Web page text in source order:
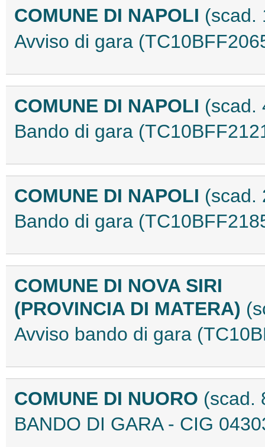
COMUNE DI NAPOLI (scad.
Avviso di gara
COMUNE DI NAPOLI (scad.
Bando di gara
COMUNE DI NAPOLI (scad.
Bando di gara
COMUNE DI NOVA SIRI
(PROVINCIA DI MATERA)
Avviso bando di gara
COMUNE DI NUORO (scad.
BANDO DI GARA - CIG